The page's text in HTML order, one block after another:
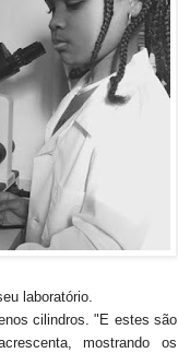
laboratório.
cilindros. "E estes são
mostrando os